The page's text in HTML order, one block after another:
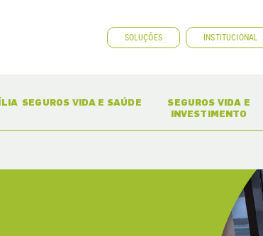
SOLUÇÕES INSTITUCIONAL
SEGUROS VIDA E SAÚDE
(CURRENT)
SEGUROS VIDA E
INVESTIMENTO
(CURRENT)